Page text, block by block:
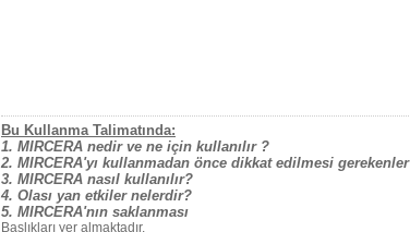
Bu Kullanma Talimatında:
1. MIRCERA nedir ve ne için kullanılır ?
2. MIRCERA'yı kullanmadan önce dikkat edilmesi gerekenler
3. MIRCERA nasıl kullanılır?
4. Olası yan etkiler nelerdir?
5. MIRCERA'nın saklanması
Başlıkları yer almaktadır.